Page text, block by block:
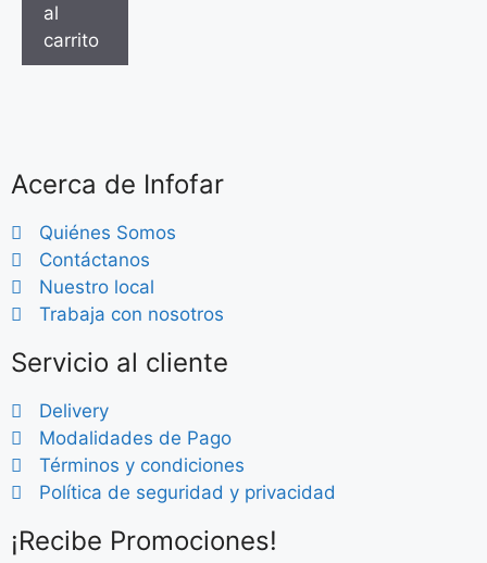
al
carrito
Acerca de Infofar
Quiénes Somos
Contáctanos
Nuestro local
Trabaja con nosotros
Servicio al cliente
Delivery
Modalidades de Pago
Términos y condiciones
Política de seguridad y privacidad
¡Recibe Promociones!